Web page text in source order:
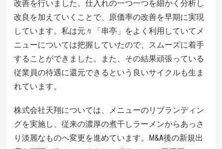
改善を行いました。仕入れの一つ一つを細かく分析し
改良を加えていくことで、原価率の改善を早期に実現
しています。私は元々「串亭」をよく利用していてメ
ニューについては把握していたので、スムーズに着手
することができました。また、その結果頑張っている
従業員の待遇に還元できるという良いサイクルも生ま
れています。
株式会社天翔については、メニューのリブランディン
グを実施し、従来の濃厚の煮干しラーメンからあっさ
り淡麗なものへ変更を進めています。M&A後の新規出